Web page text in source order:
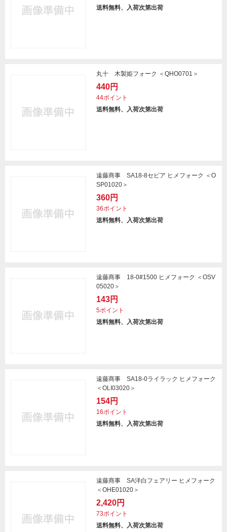
送料無料、入荷次第出荷
丸十 木製姫フォーク ＜QHO0701＞
440円
44ポイント
送料無料、入荷次第出荷
遠藤商事 SA18-8セピア ヒメフォーク ＜O
SP01020＞
360円
36ポイント
送料無料、入荷次第出荷
遠藤商事 18-0#1500 ヒメフォーク ＜OSV
05020＞
143円
5ポイント
送料無料、入荷次第出荷
遠藤商事 SA18-0ライラック ヒメフォーク
＜OLI03020＞
154円
16ポイント
送料無料、入荷次第出荷
遠藤商事 SA洋白フェアリー ヒメフォーク
＜OHE01020＞
2,420円
73ポイント
送料無料、入荷次第出荷